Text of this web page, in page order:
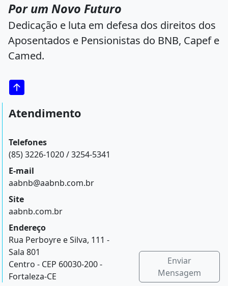
Por um Novo Futuro
Dedicação e luta em defesa dos direitos dos
Aposentados e Pensionistas do BNB, Capef e
Camed.
Atendimento
Telefones
(85) 3226-1020 / 3254-5341
E-mail
aabnb@aabnb.com.br
Site
aabnb.com.br
Endereço
Rua Perboyre e Silva, 111 -
Sala 801
Centro - CEP 60030-200 -
Fortaleza-CE
Enviar
Mensagem